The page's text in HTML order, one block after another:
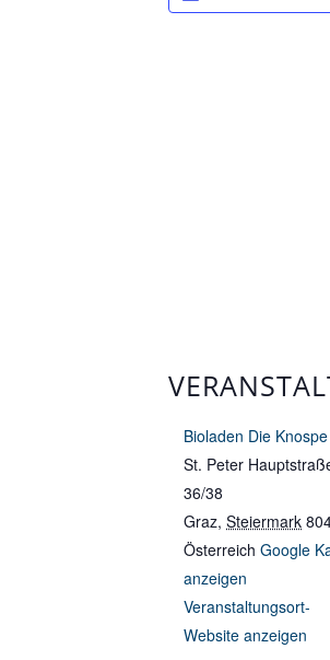
Bioladen Die Knospe
St. Peter
36/38
Graz, Steiermark
Österreich Google
anzeigen
Veranstaltungsort-
Website anzeigen